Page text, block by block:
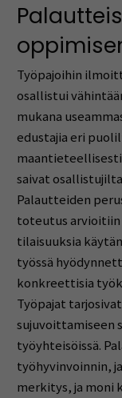
Työpajoihin
osallistui
mukana
edustajia eri
saivat
Palautteiden
toteutus arvioitiin
tilaisuuksia
työssä
konkreettisia
Työpajat
sujuvoittamiseen
työyhteisöissä.
työhyvinvoinnin,
merkitys, ja moni